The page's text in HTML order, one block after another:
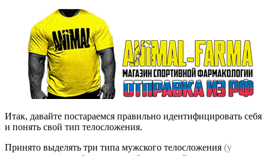
Итак, давайте постараемся правильно идентифицировать себя
и понять свой тип телосложения.
Принято выделять три типа мужского телосложения (у